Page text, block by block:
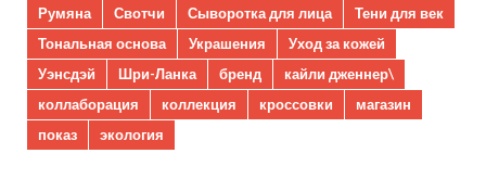
Румяна
Свотчи Сыворотка для лица
Тени для век
Тональная основа
Украшения
Уход за кожей
Уэнсдэй
Шри-Ланка бренд
кайли дженнер\
коллаборация
коллекция кроссовки
магазин
показ
экология